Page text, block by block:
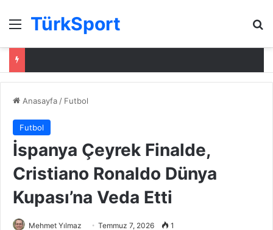
Menü
TürkSport
Anasayfa / Futbol
Futbol
İspanya Çeyrek Finalde,
Cristiano Ronaldo Dünya
Kupası’na Veda Etti
Mehmet Yılmaz Temmuz 7, 2026 1